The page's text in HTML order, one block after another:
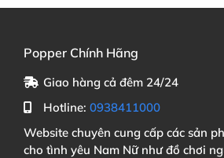
Popper Chính Hãng
Giao hàng cả đêm 24/24
Hotline: 0938411000
Website chuyên cung cấp các sản
cho tình yêu Nam Nữ như đồ chơi